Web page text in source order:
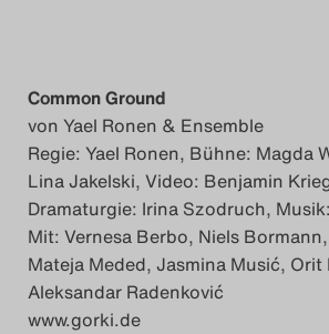
Common Ground
von Yael Ronen & Ensemble
Regie: Yael Ronen, Bühne: Magda
Lina Jakelski, Video: Benjamin
Dramaturgie: Irina Szodruch,
Mit: Vernesa Berbo, Niels
Mateja Meded, Jasmina Musić, Orit
Aleksandar Radenković
www.gorki.de